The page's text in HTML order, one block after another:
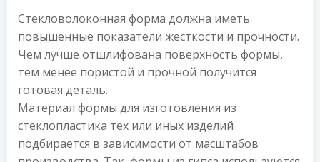
Стекловолоконная форма должна иметь
повышенные показатели жесткости и прочности.
Чем лучше отшлифована поверхность формы,
тем менее пористой и прочной получится
готовая деталь.
Материал формы для изготовления из
стеклопластика тех или иных изделий
подбирается в зависимости от масштабов